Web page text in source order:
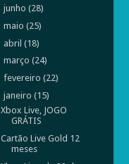
junho (28)
maio (25)
abril (18)
março (24)
fevereiro (22)
janeiro (15)
Xbox Live, JOGO
GRÁTIS
Cartão Live Gold 12
meses